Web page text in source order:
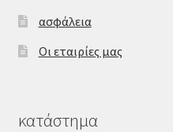
ασφάλεια
Οι εταιρίες μας
κατάστημα